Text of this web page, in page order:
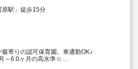
原駅」徒歩15分
寄りの認可保育園。車通勤OK♪
～6.0ヶ月の高水準☆